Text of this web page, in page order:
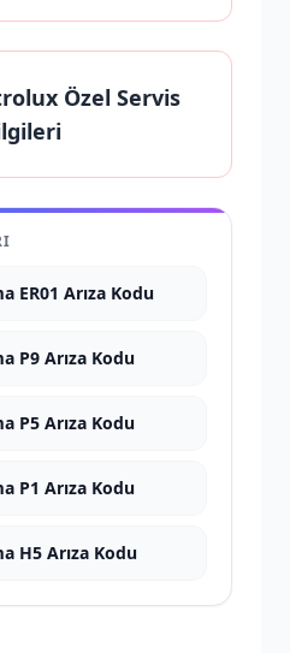
Özel Servis
ER01 Arıza Kodu
P9 Arıza Kodu
P5 Arıza Kodu
P1 Arıza Kodu
H5 Arıza Kodu